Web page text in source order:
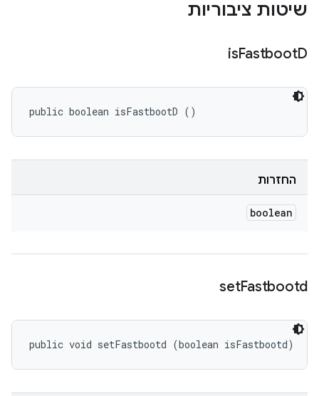
שיטות ציבוריות
isFastbootD
public boolean isFastbootD ()
החזרות
boolean
setFastbootd
public void setFastbootd (boolean isFastbootd)